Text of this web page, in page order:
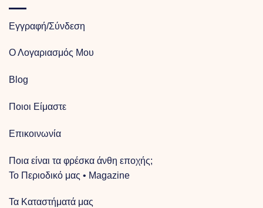
Εγγραφή/Σύνδεση
Ο Λογαριασμός Μου
Blog
Ποιοι Είμαστε
Επικοινωνία
Ποια είναι τα φρέσκα άνθη εποχής;
Το Περιοδικό μας • Magazine
Τα Kαταστήματά μας